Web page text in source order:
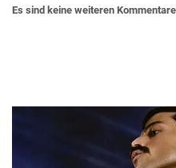
Es sind keine weiteren